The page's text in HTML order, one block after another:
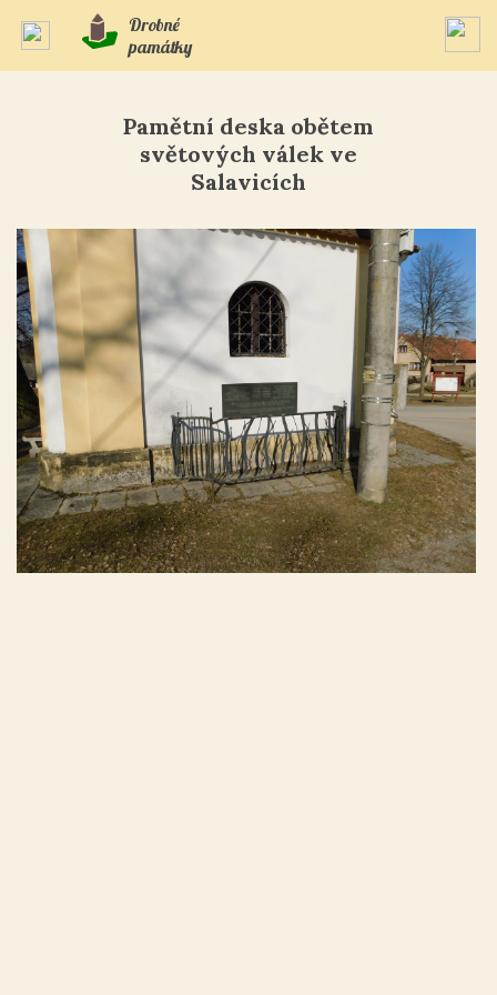
Drobné
památky
Pamětní deska obětem
světových válek ve
Salavicích